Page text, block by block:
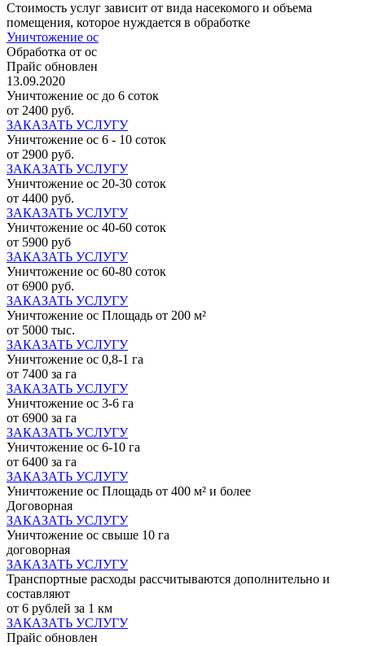
Стоимость услуг зависит от вида насекомого и объема
помещения, которое нуждается в обработке
Уничтожение ос
Обработка от ос
Прайс обновлен
13.09.2020
Уничтожение ос до 6 соток
от 2400 руб.
ЗАКАЗАТЬ УСЛУГУ
Уничтожение ос 6 - 10 соток
от 2900 руб.
ЗАКАЗАТЬ УСЛУГУ
Уничтожение ос 20-30 соток
от 4400 руб.
ЗАКАЗАТЬ УСЛУГУ
Уничтожение ос 40-60 соток
от 5900 руб
ЗАКАЗАТЬ УСЛУГУ
Уничтожение ос 60-80 соток
от 6900 руб.
ЗАКАЗАТЬ УСЛУГУ
Уничтожение ос Площадь от 200 м²
от 5000 тыс.
ЗАКАЗАТЬ УСЛУГУ
Уничтожение ос 0,8-1 га
от 7400 за га
ЗАКАЗАТЬ УСЛУГУ
Уничтожение ос 3-6 га
от 6900 за га
ЗАКАЗАТЬ УСЛУГУ
Уничтожение ос 6-10 га
от 6400 за га
ЗАКАЗАТЬ УСЛУГУ
Уничтожение ос Площадь от 400 м² и более
Договорная
ЗАКАЗАТЬ УСЛУГУ
Уничтожение ос свыше 10 га
договорная
ЗАКАЗАТЬ УСЛУГУ
Транспортные расходы рассчитываются дополнительно и
составляют
от 6 рублей за 1 км
ЗАКАЗАТЬ УСЛУГУ
Прайс обновлен